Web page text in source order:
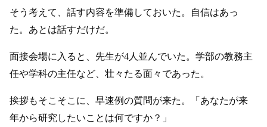
そう考えて、話す内容を準備しておいた。自信はあっ
た。あとは話すだけだ。
面接会場に入ると、先生が4人並んでいた。学部の教務主
任や学科の主任など、壮々たる面々であった。
挨拶もそこそこに、早速例の質問が来た。「あなたが来
年から研究したいことは何ですか？」